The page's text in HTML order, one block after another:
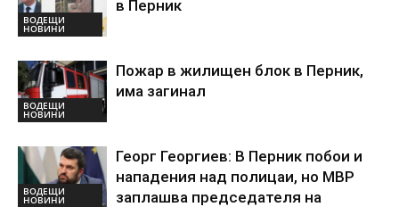
ВОДЕЩИ
НОВИНИ
в Перник
ВОДЕЩИ
НОВИНИ
Пожар в жилищен блок в Перник,
има загинал
ВОДЕЩИ
НОВИНИ
Георг Георгиев: В Перник побои и
нападения над полицаи, но МВР
заплашва председателя на